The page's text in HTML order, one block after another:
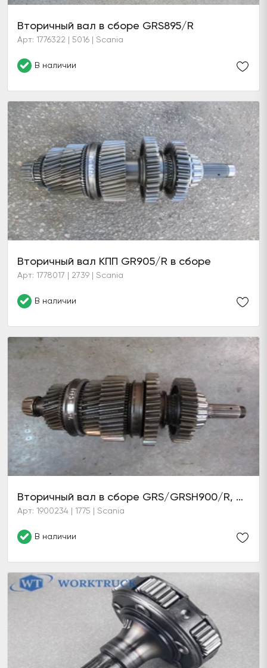
Вторичный вал в сборе GRS895/R
Арт: 1776322 | 5016 | Scania
В наличии
Вторичный вал КПП GR905/R в сборе
Арт: 1778017 | 2739 | Scania
В наличии
Вторичный вал в сборе GRS/GRSH900/R, GRS920/R
Арт: 1900234 | 1775 | Scania
В наличии